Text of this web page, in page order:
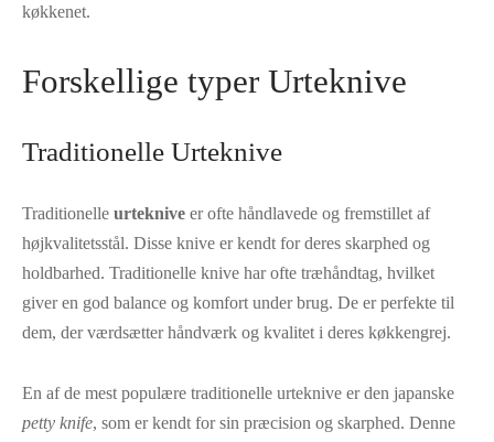
køkkenet.
Forskellige typer Urteknive
Traditionelle Urteknive
Traditionelle urteknive er ofte håndlavede og fremstillet af
højkvalitetsstål. Disse knive er kendt for deres skarphed og
holdbarhed. Traditionelle knive har ofte træhåndtag, hvilket
giver en god balance og komfort under brug. De er perfekte til
dem, der værdsætter håndværk og kvalitet i deres køkkengrej.
En af de mest populære traditionelle urteknive er den japanske
petty knife, som er kendt for sin præcision og skarphed. Denne